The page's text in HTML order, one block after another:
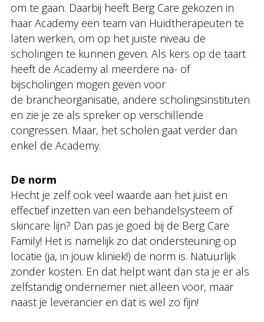
om te gaan. Daarbij heeft Berg Care gekozen in
haar Academy een team van Huidtherapeuten te
laten werken, om op het juiste niveau de
scholingen te kunnen geven. Als kers op de taart
heeft de Academy al meerdere na- of
bijscholingen mogen geven voor
de brancheorganisatie, andere scholingsinstituten
en zie je ze als spreker op verschillende
congressen. Maar, het scholen gaat verder dan
enkel de Academy.
De norm
Hecht je zelf ook veel waarde aan het juist en
effectief inzetten van een behandelsysteem of
skincare lijn? Dan pas je goed bij de Berg Care
Family! Het is namelijk zo dat ondersteuning op
locatie (ja, in jouw kliniek!) de norm is. Natuurlijk
zonder kosten. En dat helpt want dan sta je er als
zelfstandig ondernemer niet alleen voor, maar
naast je leverancier en dat is wel zo fijn!